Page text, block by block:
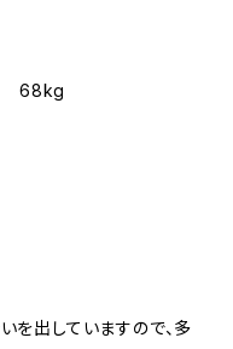
68kg
を出していますので、多